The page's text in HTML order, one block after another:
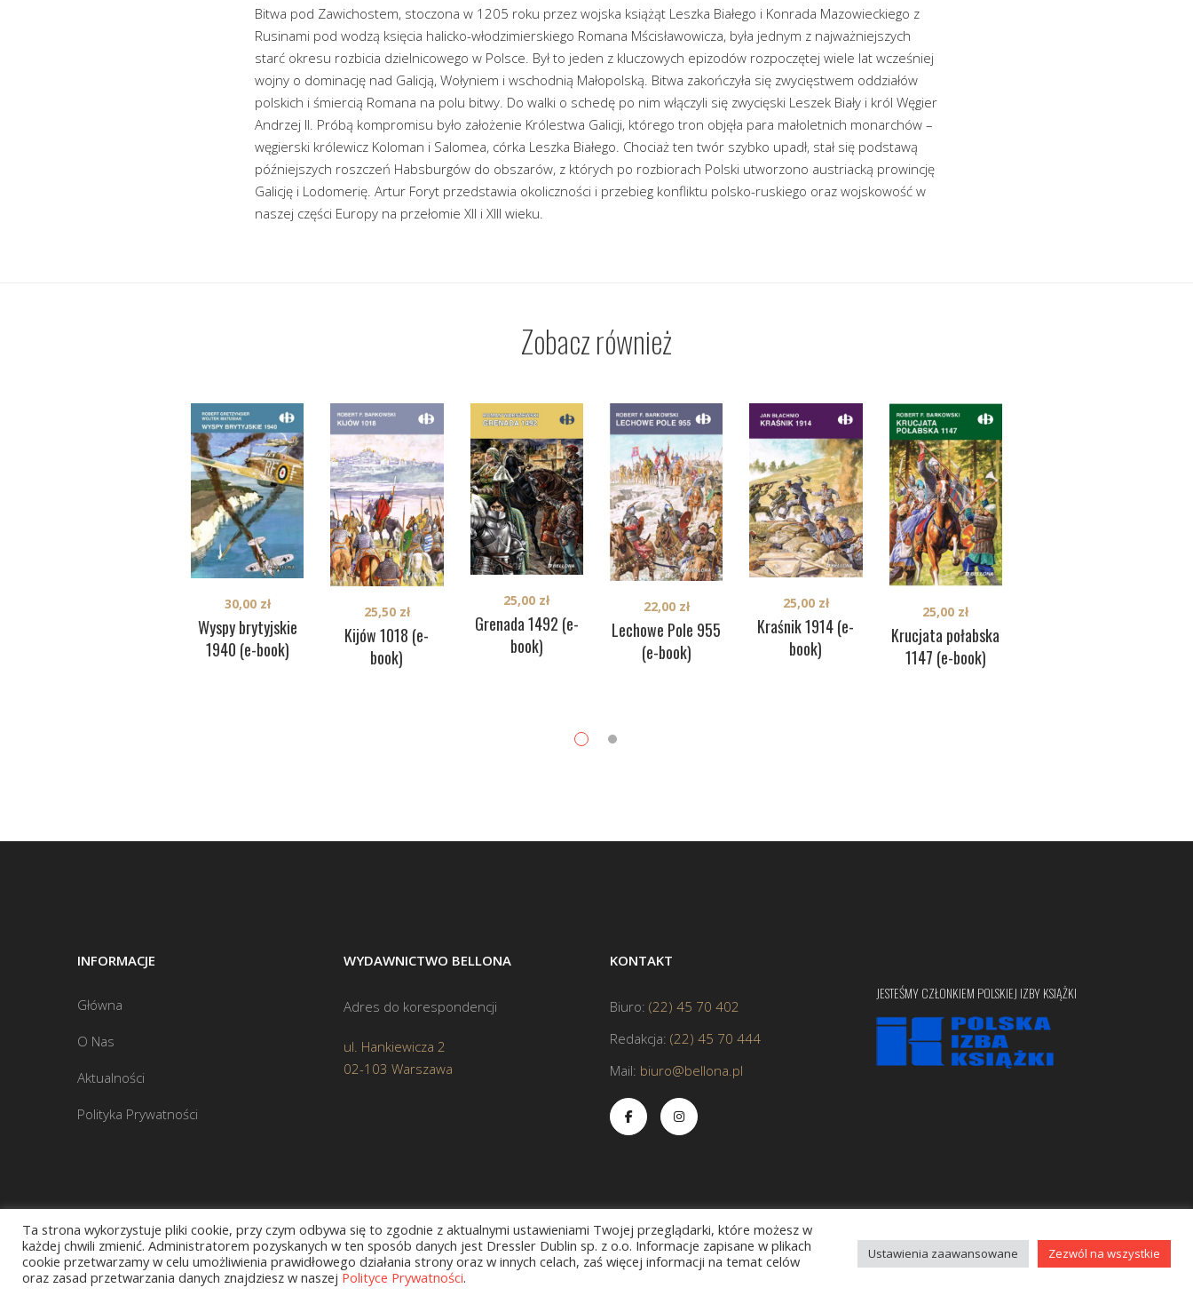
Bitwa pod Zawichostem, stoczona w 1205 roku przez wojska książąt Leszka Białego i Konrada Mazowieckiego z
Rusinami pod wodzą księcia halicko-włodzimierskiego Romana Mścisławowicza, była jednym z najważniejszych
starć okresu rozbicia dzielnicowego w Polsce. Był to jeden z kluczowych epizodów rozpoczętej wiele lat wcześniej
wojny o dominację nad Galicją, Wołyniem i wschodnią Małopolską. Bitwa zakończyła się zwycięstwem oddziałów
polskich i śmiercią Romana na polu bitwy. Do walki o schedę po nim włączyli się zwycięski Leszek Biały i król Węgier
Andrzej II. Próbą kompromisu było założenie Królestwa Galicji, którego tron objęła para małoletnich monarchów –
węgierski królewicz Koloman i Salomea, córka Leszka Białego. Chociaż ten twór szybko upadł, stał się podstawą
późniejszych roszczeń Habsburgów do obszarów, z których po rozbiorach Polski utworzono austriacką prowincję
Galicję i Lodomerię. Artur Foryt przedstawia okoliczności i przebieg konfliktu polsko-ruskiego oraz wojskowość w
naszej części Europy na przełomie XII i XIII wieku.
Zobacz również
Wyspy brytyjskie
1940 (e-book)
30,00 zł
Kijów 1018 (e-
book)
25,50 zł
Grenada 1492 (e-
book)
25,00 zł
Lechowe Pole 955
(e-book)
22,00 zł
Kraśnik 1914 (e-
book)
25,00 zł
Krucjata połabska
1147 (e-book)
25,00 zł
INFORMACJE
Główna
O Nas
Aktualności
Polityka Prywatności
WYDAWNICTWO BELLONA
Adres do korespondencji
ul. Hankiewicza 2
02-103 Warszawa
KONTAKT
Biuro: (22) 45 70 402
Redakcja: (22) 45 70 444
Mail: biuro@bellona.pl
JESTEŚMY CZŁONKIEM POLSKIEJ IZBY KSIĄŻKI
Copyright © 2020 bellona.pl
Ta strona wykorzystuje pliki cookie, przy czym odbywa się to zgodnie z aktualnymi ustawieniami Twojej przeglądarki, które możesz w
każdej chwili zmienić. Administratorem pozyskanych w ten sposób danych jest Dressler Dublin sp. z o.o. Informacje zapisane w plikach
cookie przetwarzamy w celu umożliwienia prawidłowego działania strony oraz w innych celach, zaś więcej informacji na temat celów
oraz zasad przetwarzania danych znajdziesz w naszej Polityce Prywatności.
Ustawienia zaawansowane Zezwól na wszystkie